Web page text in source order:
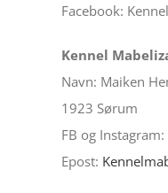
Facebook:
Kennel
Navn: Maiken
1923 Sørum
FB og
Epost: